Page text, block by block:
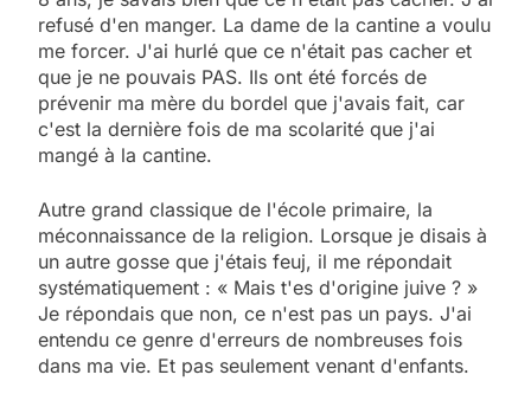
refusé d'en manger. La dame de la cantine a voulu
me forcer. J'ai hurlé que ce n'était pas cacher et
que je ne pouvais PAS. Ils ont été forcés de
prévenir ma mère du bordel que j'avais fait, car
c'est la dernière fois de ma scolarité que j'ai
mangé à la cantine.
Autre grand classique de l'école primaire, la
méconnaissance de la religion. Lorsque je disais à
un autre gosse que j'étais feuj, il me répondait
systématiquement : « Mais t'es d'origine juive ? »
Je répondais que non, ce n'est pas un pays. J'ai
entendu ce genre d'erreurs de nombreuses fois
dans ma vie. Et pas seulement venant d'enfants.